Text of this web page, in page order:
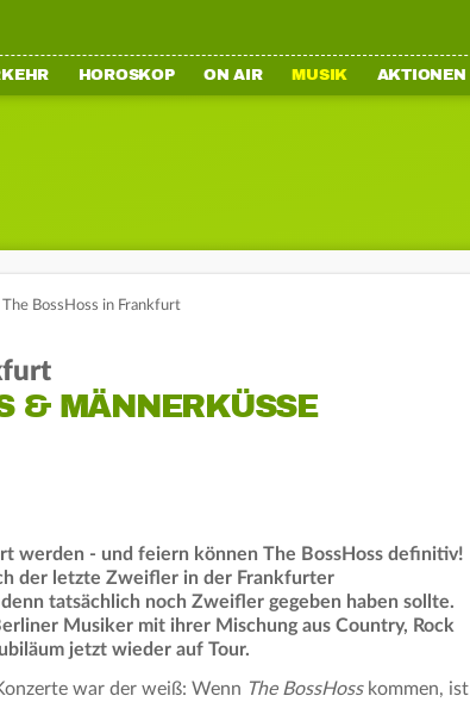
HOROSKOP ON AIR MUSIK AKTIONEN
BossHoss in Frankfurt
& MÄNNERKÜSSE
werden - und feiern können The BossHoss definitiv!
der letzte Zweifler in der Frankfurter
tatsächlich noch Zweifler gegeben haben sollte.
Musiker mit ihrer Mischung aus Country, Rock
jetzt wieder auf Tour.
war der weiß: Wenn The BossHosskommen, ist